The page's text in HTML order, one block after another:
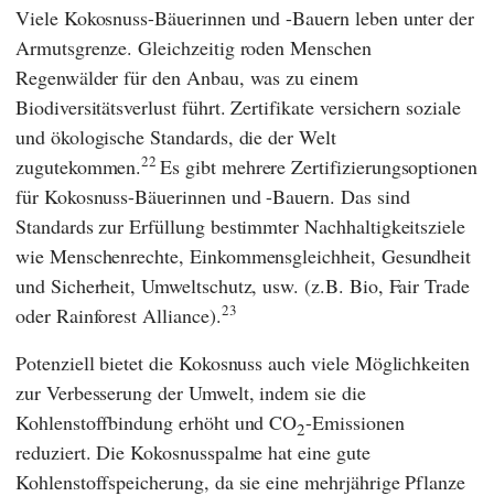
Viele Kokosnuss-Bäuerinnen und -Bauern leben unter der
Armutsgrenze. Gleichzeitig roden Menschen
Regenwälder für den Anbau, was zu einem
Biodiversitätsverlust führt. Zertifikate versichern soziale
und ökologische Standards, die der Welt
zugutekommen.22Es gibt mehrere Zertifizierungsoptionen
für Kokosnuss-Bäuerinnen und -Bauern. Das sind
Standards zur Erfüllung bestimmter Nachhaltigkeitsziele
wie Menschenrechte, Einkommensgleichheit, Gesundheit
und Sicherheit, Umweltschutz, usw. (z.B. Bio, Fair Trade
oder Rainforest Alliance).23
Potenziell bietet die Kokosnuss auch viele Möglichkeiten
zur Verbesserung der Umwelt, indem sie die
Kohlenstoffbindung erhöht und CO2-Emissionen
reduziert. Die Kokosnusspalme hat eine gute
Kohlenstoffspeicherung, da sie eine mehrjährige Pflanze